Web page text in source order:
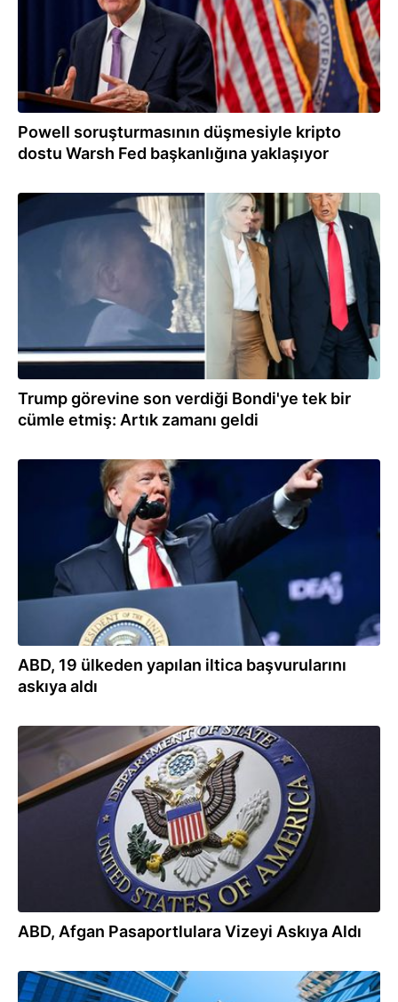
Powell soruşturmasının düşmesiyle kripto
dostu Warsh Fed başkanlığına yaklaşıyor
03.04.2026
Trump görevine son verdiği Bondi'ye tek bir
cümle etmiş: Artık zamanı geldi
03.12.2025
ABD, 19 ülkeden yapılan iltica başvurularını
askıya aldı
29.11.2025
ABD, Afgan Pasaportlulara Vizeyi Askıya Aldı
19.06.2025